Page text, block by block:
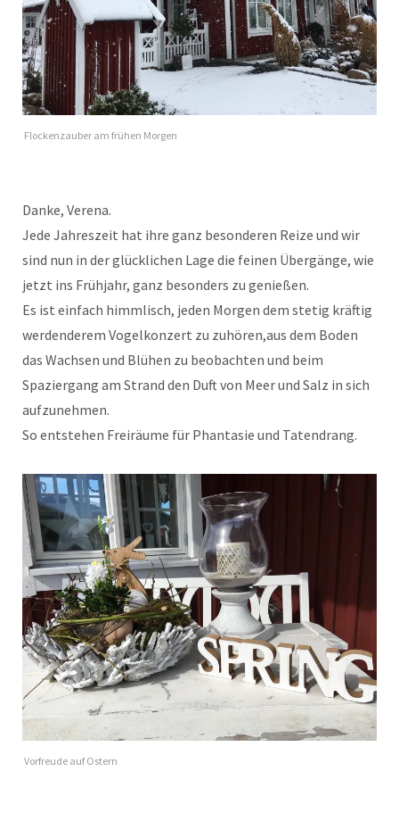
Flockenzauber am frühen Morgen
Danke, Verena.
Jede Jahreszeit hat ihre ganz besonderen Reize und wir
sind nun in der glücklichen Lage die feinen Übergänge, wie
jetzt ins Frühjahr, ganz besonders zu genießen.
Es ist einfach himmlisch, jeden Morgen dem stetig kräftig
werdenderem Vogelkonzert zu zuhören,aus dem Boden
das Wachsen und Blühen zu beobachten und beim
Spaziergang am Strand den Duft von Meer und Salz in sich
aufzunehmen.
So entstehen Freiräume für Phantasie und Tatendrang.
Vorfreude auf Ostern